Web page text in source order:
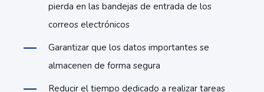
pierda en las bandejas de entrada de los
correos electrónicos
Garantizar que los datos importantes se
almacenen de forma segura
Reducir el tiempo dedicado a realizar tareas